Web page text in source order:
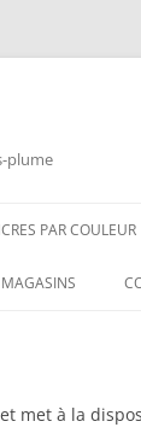
plume
PAR COULEUR
ENCRES NOIRES
MAGASINS
met à la